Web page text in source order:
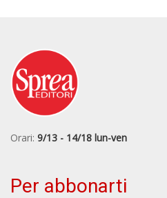
Orari: 9/13 - 14/18 lun-ven
Per abbonarti